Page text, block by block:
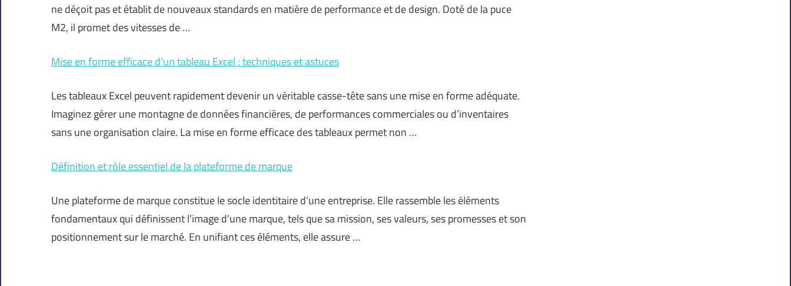
ne déçoit pas et établit de nouveaux standards en matière de performance et de design. Doté de la puce
M2, il promet des vitesses de …
Mise en forme efficace d’un tableau Excel : techniques et astuces
Les tableaux Excel peuvent rapidement devenir un véritable casse-tête sans une mise en forme adéquate.
Imaginez gérer une montagne de données financières, de performances commerciales ou d’inventaires
sans une organisation claire. La mise en forme efficace des tableaux permet non …
Définition et rôle essentiel de la plateforme de marque
Une plateforme de marque constitue le socle identitaire d’une entreprise. Elle rassemble les éléments
fondamentaux qui définissent l’image d’une marque, tels que sa mission, ses valeurs, ses promesses et son
positionnement sur le marché. En unifiant ces éléments, elle assure …